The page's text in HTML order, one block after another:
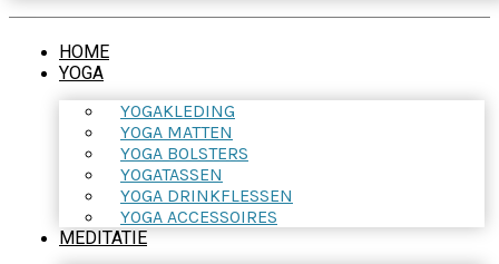
HOME
YOGA
YOGAKLEDING
YOGA MATTEN
YOGA BOLSTERS
YOGATASSEN
YOGA DRINKFLESSEN
YOGA ACCESSOIRES
MEDITATIE